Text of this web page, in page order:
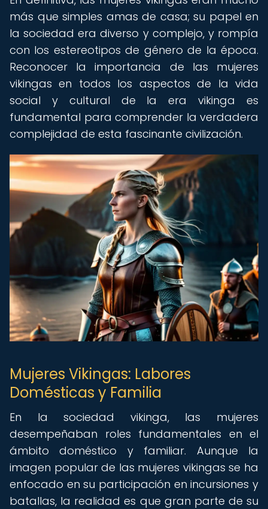
más que simples amas de casa; su papel en
la sociedad era diverso y complejo, y rompía
con los estereotipos de género de la época.
Reconocer la importancia de las mujeres
vikingas en todos los aspectos de la vida
social y cultural de la era vikinga es
fundamental para comprender la verdadera
complejidad de esta fascinante civilización.
Mujeres Vikingas: Labores
Domésticas y Familia
En la sociedad vikinga, las mujeres
desempeñaban roles fundamentales en el
ámbito doméstico y familiar. Aunque la
imagen popular de las mujeres vikingas se ha
enfocado en su participación en incursiones y
batallas, la realidad es que gran parte de su